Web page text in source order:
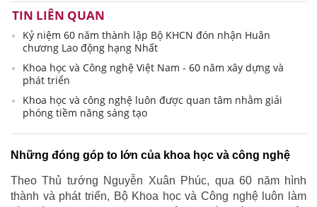
TIN LIÊN QUAN
Kỷ niệm 60 năm thành lập Bộ KHCN đón nhận Huân
chương Lao động hạng Nhất
Khoa học và Công nghệ Việt Nam - 60 năm xây dựng và
phát triển
Khoa học và công nghệ luôn được quan tâm nhằm giải
phóng tiềm năng sáng tạo
Những đóng góp to lớn của khoa học và công nghệ
Theo Thủ tướng Nguyễn Xuân Phúc, qua 60 năm hình
thành và phát triển, Bộ Khoa học và Công nghệ luôn làm